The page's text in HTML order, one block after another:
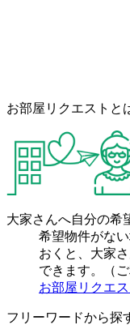
お部屋リクエストと
大家さんへ自分の希
希望物件がな
おくと、大家
できます。（
お部屋リクエ
フリーワードから探